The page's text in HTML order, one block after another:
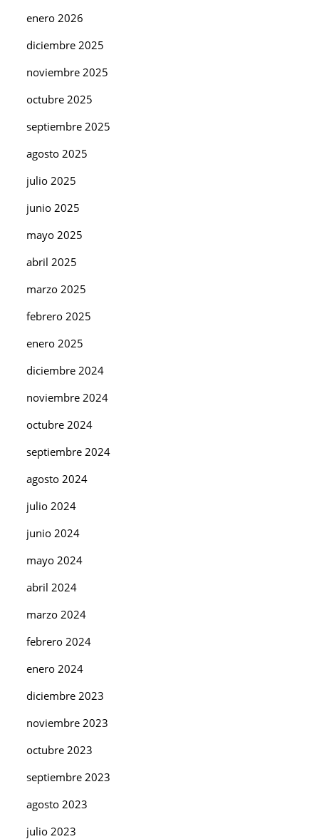
enero 2026
diciembre 2025
noviembre 2025
octubre 2025
septiembre 2025
agosto 2025
julio 2025
junio 2025
mayo 2025
abril 2025
marzo 2025
febrero 2025
enero 2025
diciembre 2024
noviembre 2024
octubre 2024
septiembre 2024
agosto 2024
julio 2024
junio 2024
mayo 2024
abril 2024
marzo 2024
febrero 2024
enero 2024
diciembre 2023
noviembre 2023
octubre 2023
septiembre 2023
agosto 2023
julio 2023